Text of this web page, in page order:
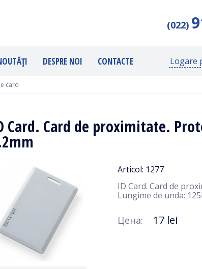
(022)
DESPRE NOI CONTACTE Logare
card
Card. Card de proximitate.
Articol: 1277
ID Card. Card de
Lungime de unda:
Цена: 17 lei